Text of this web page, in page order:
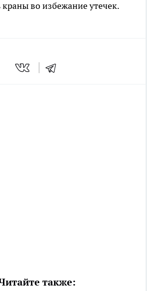
краны во избежание утечек.
также: